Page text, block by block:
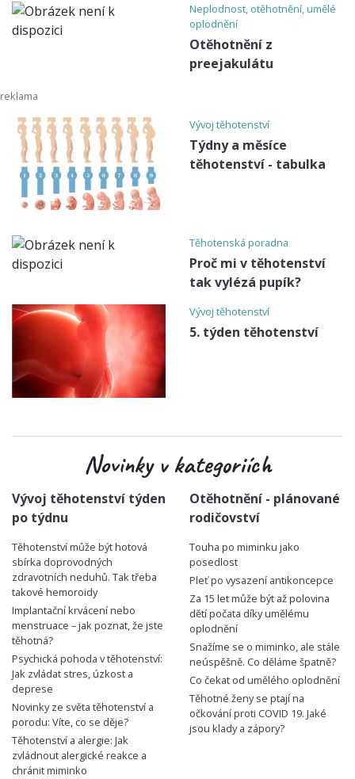
Neplodnost, otěhotnění, umělé
oplodnění
Otěhotnění z
preejakulátu
Vývoj těhotenství
Týdny a měsíce
těhotenství - tabulka
Těhotenská poradna
Proč mi v těhotenství
tak vylézá pupík?
Vývoj těhotenství
5. týden těhotenství
Novinky v kategoriích
Vývoj těhotenství týden
po týdnu
Těhotenství může být hotová
sbírka doprovodných
zdravotních neduhů. Tak třeba
takové hemoroidy
Implantační krvácení nebo
menstruace – jak poznat, že jste
těhotná?
Psychická pohoda v těhotenství:
Jak zvládat stres, úzkost a
deprese
Novinky ze světa těhotenství a
porodu: Víte, co se děje?
Těhotenství a alergie: Jak
zvládnout alergické reakce a
chránit miminko
Otěhotnění - plánované
rodičovství
Touha po miminku jako
posedlost
Pleť po vysazení antikoncepce
Za 15 let může být až polovina
dětí počata díky umělému
oplodnění
Snažíme se o miminko, ale stále
neúspěšně. Co děláme špatně?
Co čekat od umělého oplodnění
Těhotné ženy se ptají na
očkování proti COVID 19. Jaké
jsou klady a zápory?